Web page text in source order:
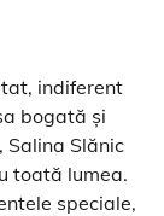
indiferent
bogată și
Salina Slănic
toată lumea.
speciale,